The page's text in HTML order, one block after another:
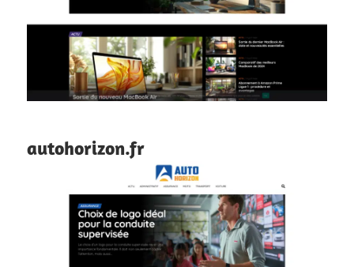
autohorizon.fr